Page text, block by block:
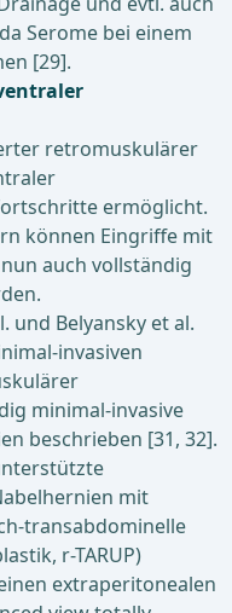
Serome bei einem
[29].
retromuskulärer
ermöglicht.
können Eingriffe mit
auch vollständig
und Belyansky et al.
invasiven
minimal-invasive
beschrieben [31, 32].
mit
transabdominelle
r-TARUP)
extraperitonealen